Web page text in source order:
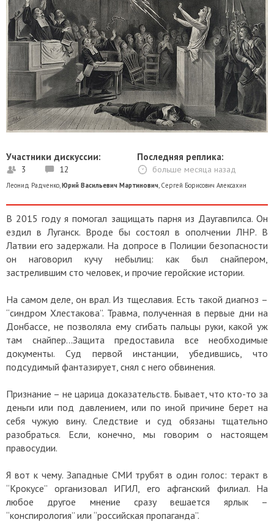
Участники дискуссии:
3 12
Последняя реплика:
больше месяца назад
Леонид Радченко,Юрий Васильевич Мартинович, Сергей Борисович Алексахин
В 2015 году я помогал защищать парня из Даугавпилса. Он
ездил в Луганск. Вроде бы состоял в ополчении ЛНР. В
Латвии его задержали. На допросе в Полиции безопасности
он наговорил кучу небылиц: как был снайпером,
застрелившим сто человек, и прочие геройские истории.
На самом деле, он врал. Из тщеславия. Есть такой диагноз –
“синдром Хлестакова”. Травма, полученная в первые дни на
Донбассе, не позволяла ему сгибать пальцы руки, какой уж
там снайпер...Защита предоставила все необходимые
документы. Суд первой инстанции, убедившись, что
подсудимый фантазирует, снял с него обвинения.
Признание – не царица доказательств. Бывает, что кто-то за
деньги или под давлением, или по иной причине берет на
себя чужую вину. Следствие и суд обязаны тщательно
разобраться. Если, конечно, мы говорим о настоящем
правосудии.
Я вот к чему. Западные СМИ трубят в один голос: теракт в
“Крокусе” организовал ИГИЛ, его афганский филиал. На
любое другое мнение сразу вешается ярлык –
“конспирология” или “российская пропаганда”.